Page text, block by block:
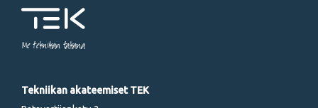
Me tekniikan takana
Tekniikan akateemiset TEK